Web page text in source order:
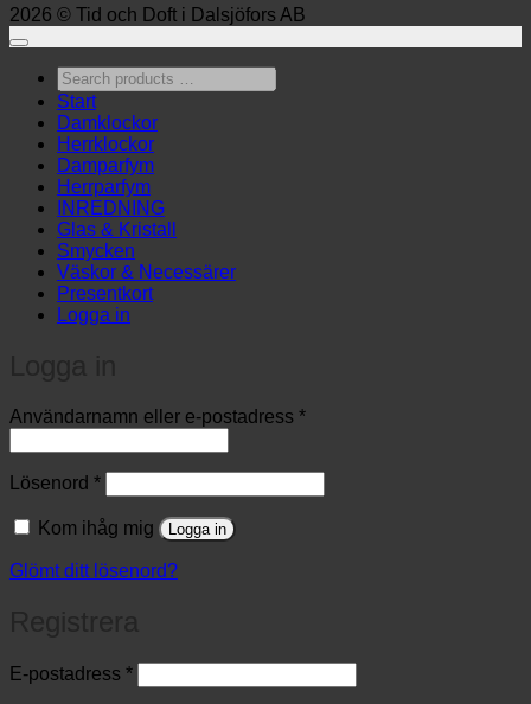
2026 © Tid och Doft i Dalsjöfors AB
Search
products
…
Start
Damklockor
Herrklockor
Damparfym
Herrparfym
INREDNING
Glas & Kristall
Smycken
Väskor & Necessärer
Presentkort
Logga in
Användarnamn eller e-postadress *Obligatoriskt
Lösenord *Obligatoriskt
Kom ihåg mig Logga in
Glömt ditt lösenord?
E-postadress *Obligatoriskt